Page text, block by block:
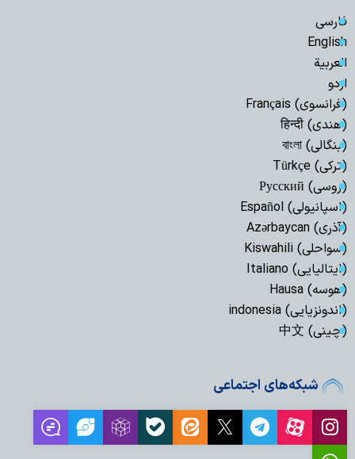
فارسی
English
العربیة
اردو
(فرانسوی) Français
(هندی) हिन्दी
(بنگالی) বাংলা
(ترکی) Türkçe
(روسی) Русский
(اسپانیولی) Español
(آذری) Azərbaycan
(سواحلی) Kiswahili
(ایتالیایی) Italiano
(هوسه) Hausa
(اندونزیایی) indonesia
(چینی) 中文
شبکه‌های اجتماعی